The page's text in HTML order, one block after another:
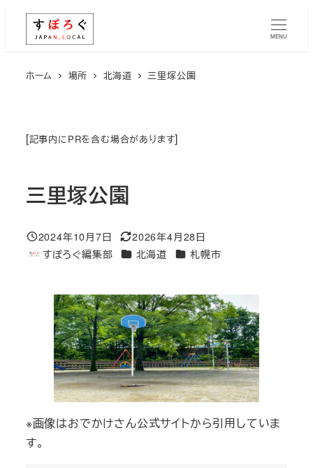
MENU
ホーム 場所 北海道 三里塚公園
[記事内にPRを含む場合があります]
三里塚公園
投稿日
2024年10月7日
更新日
2026年4月28日
著
すぽろぐ編集部 エリア北海道 エリア札幌市
※画像はおでかけさん公式サイトから引用していま
す。